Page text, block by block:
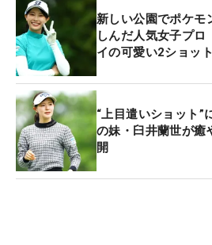
新しい公園でポケモ
しんだ人気女子プ
イの可愛い2ショッ
“上目遣いショット
の妹・臼井蘭世が癒
開